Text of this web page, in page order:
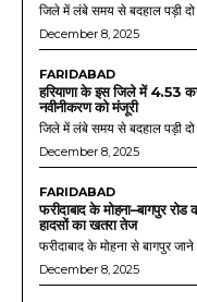
जिले में लंबे समय से बदहाल पड़ी
December 8, 2025
FARIDABAD
हरियाणा के इस जिले में 4.53
नवीनीकरण को मंजूरी
जिले में लंबे समय से बदहाल पड़ी
December 8, 2025
FARIDABAD
फरीदाबाद के मोहना–बागपुर
हादसों का खतरा तेज
फरीदाबाद के मोहना से बागपुर
December 8, 2025